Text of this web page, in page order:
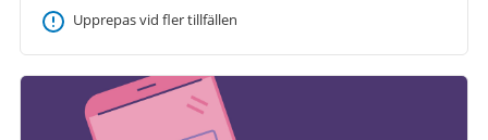
Upprepas vid fler tillfällen